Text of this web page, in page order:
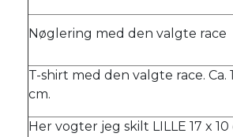
Nøglering med den valgte race
T-shirt med den valgte race. Ca.
cm.
Her vogter jeg skilt LILLE 17 x 10